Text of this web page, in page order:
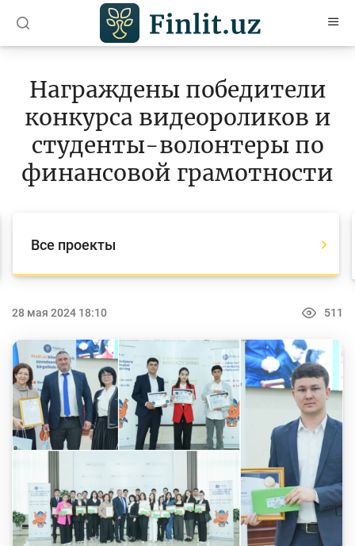
Статьи
Учебные материалы
Проекты
Кейс-чемпионат
Тренинги и семинары
Новости finlit.uz
Проекты в СМИ
Учебные материалы
Интерактивные услуги
Награждены победители
конкурса видеороликов и
студенты-волонтеры по
финансовой грамотности
Все проекты
28 мая 2024 18:10 511